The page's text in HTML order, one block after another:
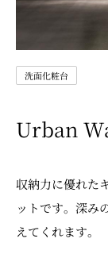
洗面化粧台
Urban
収納力に優れた
ットです。深み
えてくれます。